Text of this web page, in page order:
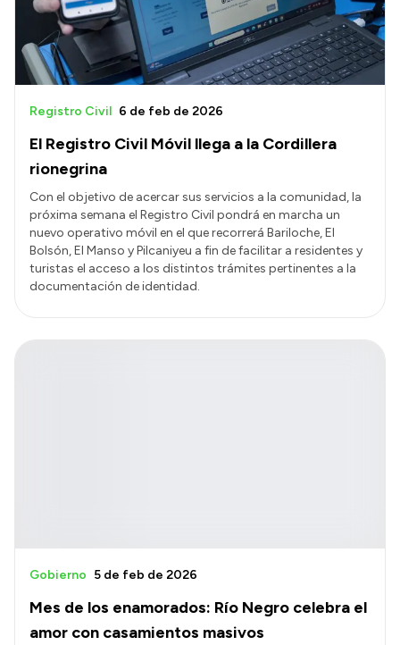
El Registro Civil Móvil llega a la Cordillera
rionegrina
Registro Civil 6 de feb de 2026
Con el objetivo de acercar sus servicios a la comunidad, la
próxima semana el Registro Civil pondrá en marcha un
nuevo operativo móvil en el que recorrerá Bariloche, El
Bolsón, El Manso y Pilcaniyeu a fin de facilitar a residentes y
turistas el acceso a los distintos trámites pertinentes a la
documentación de identidad.
Mes de los enamorados: Río Negro celebra el
amor con casamientos masivos
Gobierno 5 de feb de 2026